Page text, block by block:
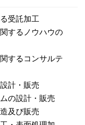
受託加工
するノウハウの
するコンサルテ
計・販売
の設計・販売
及び販売